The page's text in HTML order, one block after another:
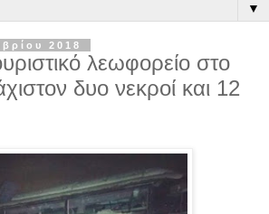
▼
2018
λεωφορείο στο
δυο νεκροί και 12